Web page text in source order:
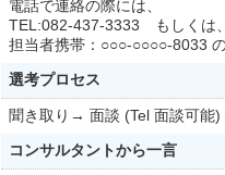
電話で連絡の際には、
TEL:082-437-3333 もしくは、
担当者携帯：○○○-○○○○-8033
選考プロセス
聞き取り→ 面談 (Tel 面談可能)
コンサルタントから一言